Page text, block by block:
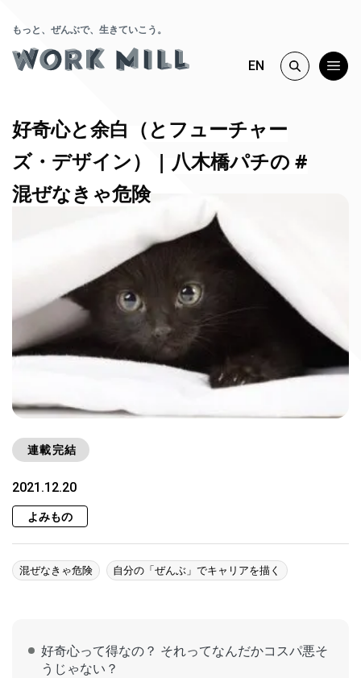
もっと、ぜんぶで、生きていこう。
EN
好奇心と余白（とフューチャー
ズ・デザイン） | 八木橋パチの #
混ぜなきゃ危険
連載完結
2021.12.20
よみもの
混ぜなきゃ危険 自分の「ぜんぶ」でキャリアを描く
好奇心って得なの？ それってなんだかコスパ悪そ
うじゃない？